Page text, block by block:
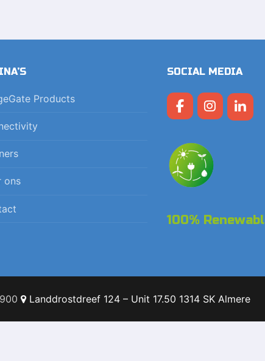
Products
ons
SOCIAL MEDIA
100%
Landdrostdreef 124 – Unit 17.50 1314 SK Almere